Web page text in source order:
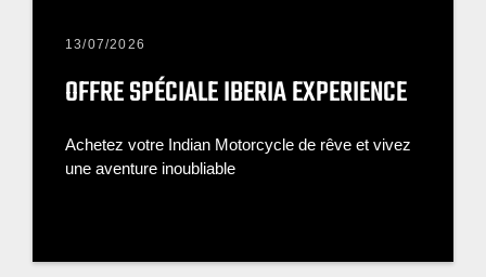
13/07/2026
OFFRE SPÉCIALE IBERIA EXPERIENCE
Achetez votre Indian Motorcycle de rêve et vivez
une aventure inoubliable